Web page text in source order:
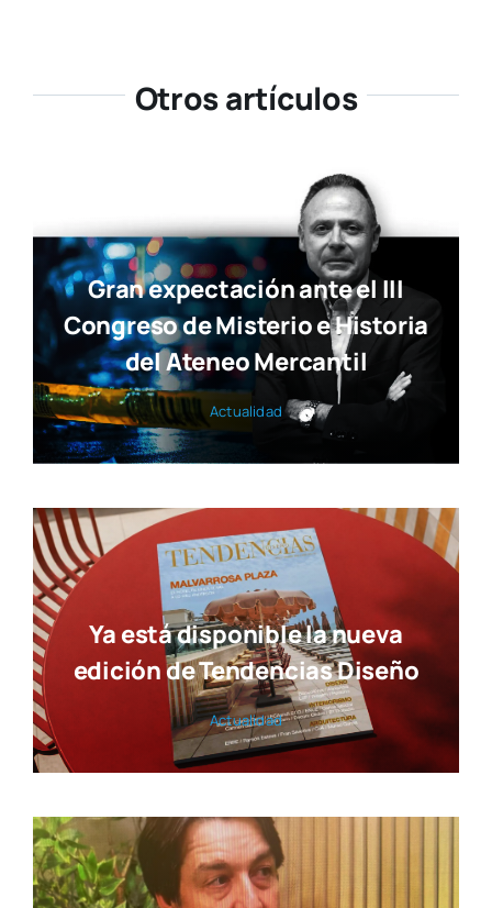
Otros artículos
Gran expectación ante el III
Congreso de Misterio e Historia
del Ateneo Mercantil
Actua­li­dad
Ya está disponible la nueva
edición de Tendencias Diseño
Actua­li­dad